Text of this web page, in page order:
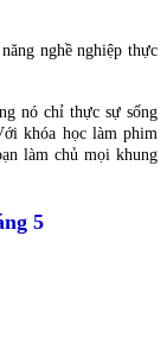
nghề nghiệp thực
nó chỉ thực sự sống
khóa học làm phim
làm chủ mọi khung
5